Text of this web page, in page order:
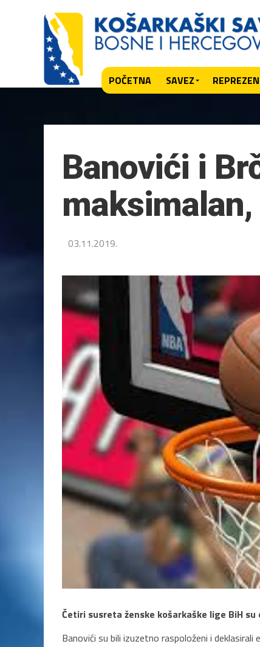
POČETNA SAVEZ
Banovići i
03.11.2019.
Četiri susreta ženske košarkaške lige BiH su
Banovići su bili izuzetno raspoloženi i